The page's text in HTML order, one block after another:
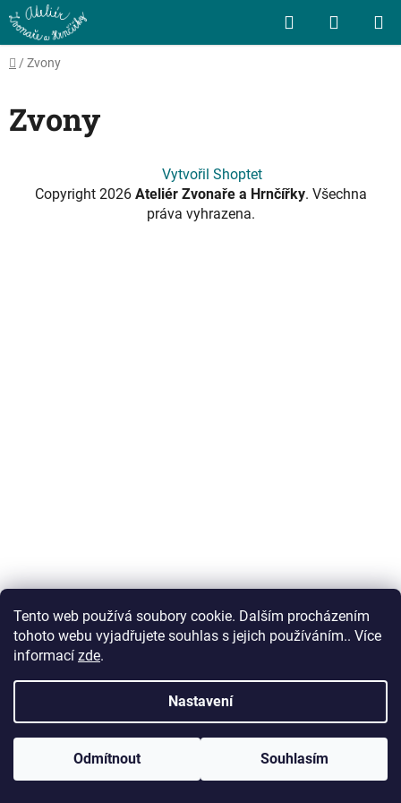
Tento web používá soubory cookie. Dalším procházením
tohoto webu vyjadřujete souhlas s jejich používáním.. Více
informací zde.
Nastavení
Odmítnout Souhlasím
Přejít
na
obsah
Hledat
KOŠÍK
Domů
/ Zvony
Zvony
Vytvořil Shoptet
Copyright 2026 Ateliér Zvonaře a Hrnčířky. Všechna
práva vyhrazena.